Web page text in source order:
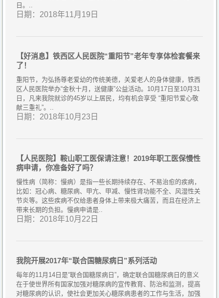
日。..
日期：2018年11月19日
【好消息】铁西区人民医院“重阳节”老年专享体检套餐来
了！
重阳节，为弘扬尊老爱幼的传统美德，关爱老人的身体健康，铁西
区人民医院举办“金秋十月，送健康”公益活动。10月17日至10月31
日，凡来我院就诊的45岁以上居民，均有机会享受 “重阳节爱心敬
献三重礼”。..
日期：2018年10月23日
【人民医院】鞍山职工医保请注意！2019年职工医保慢性
病申请，你准备好了吗？
慢性病（简称：慢病）是指一些长期持续存在、不易治愈的疾病，
比如：冠心病、糖尿病、甲亢、甲减、慢性肾功能不全、风湿性关
节炎等。这些疾病不仅给患者身体上带来极大痛苦，而且在经济上
带来长期的负担。慢病申请是..
日期：2018年10月22日
我院开展2017年“联合国糖尿病日”系列活动
每年的11月14日是“联合国糖尿病日”，确定联合国糖尿病日的意义
在于使世界所有国家加强对糖尿病的宣传教育、防治和监测，提高
对糖尿病的认识，使社会更加关心糖尿病患者的工作与生活，加强